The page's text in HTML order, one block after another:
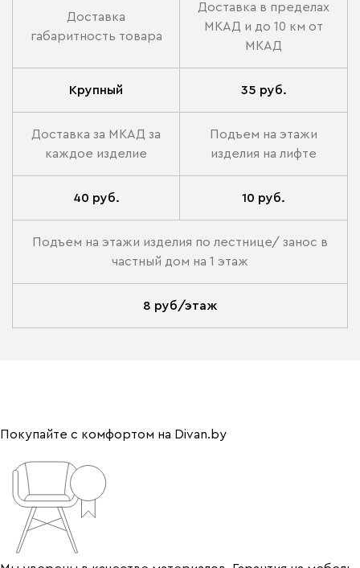
Доставка
габаритность товара
Доставка в пределах
МКАД и до 10 км от
МКАД
Крупный 35 руб.
Доставка за МКАД за
каждое изделие
Подъем на этажи
изделия на лифте
40 руб. 10 руб.
Подъем на этажи изделия по лестнице/ занос в
частный дом на 1 этаж
8 руб/этаж
Покупайте с комфортом на Divan.by